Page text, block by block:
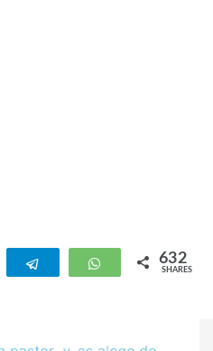
Telegram WhatsApp
632
SHARES